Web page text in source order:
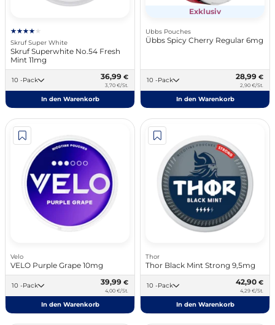
Skruf Super White
Skruf Superwhite No.54 Fresh
Mint 11mg
10 -Pack 36,99 €
3,70 €/St.
In den Warenkorb
Exklusiv
Ubbs Pouches
Übbs Spicy Cherry Regular 6mg
10 -Pack 28,99 €
2,90 €/St.
In den Warenkorb
Velo
VELO Purple Grape 10mg
10 -Pack 39,99 €
4,00 €/St.
In den Warenkorb
Thor
Thor Black Mint Strong 9,5mg
10 -Pack 42,90 €
4,29 €/St.
In den Warenkorb